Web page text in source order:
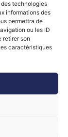
technologies
informations des
permettra de
ou les ID
retirer son
caractéristiques
kantoren
Bronnen
Neem
op met